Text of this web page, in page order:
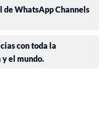
de WhatsApp Channels
con toda la
el mundo.